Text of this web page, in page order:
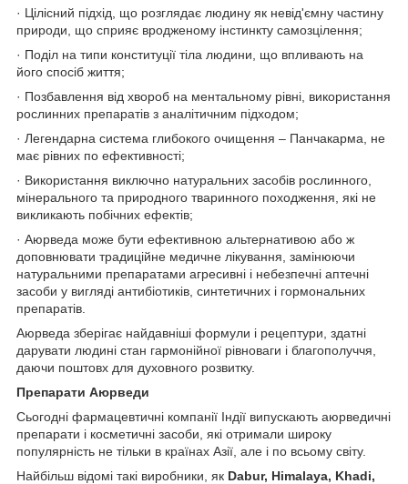
· Цілісний підхід, що розглядає людину як невід'ємну частину
природи, що сприяє вродженому інстинкту самозцілення;
· Поділ на типи конституції тіла людини, що впливають на
його спосіб життя;
· Позбавлення від хвороб на ментальному рівні, використання
рослинних препаратів з аналітичним підходом;
· Легендарна система глибокого очищення – Панчакарма, не
має рівних по ефективності;
· Використання виключно натуральних засобів рослинного,
мінерального та природного тваринного походження, які не
викликають побічних ефектів;
· Аюрведа може бути ефективною альтернативою або ж
доповнювати традиційне медичне лікування, замінюючи
натуральними препаратами агресивні і небезпечні аптечні
засоби у вигляді антибіотиків, синтетичних і гормональних
препаратів.
Аюрведа зберігає найдавніші формули і рецептури, здатні
дарувати людині стан гармонійної рівноваги і благополуччя,
даючи поштовх для духовного розвитку.
Препарати Аюрведи
Сьогодні фармацевтичні компанії Індії випускають аюрведичні
препарати і косметичні засоби, які отримали широку
популярність не тільки в країнах Азії, але і по всьому світу.
Найбільш відомі такі виробники, як Dabur, Himalaya, Khadi,